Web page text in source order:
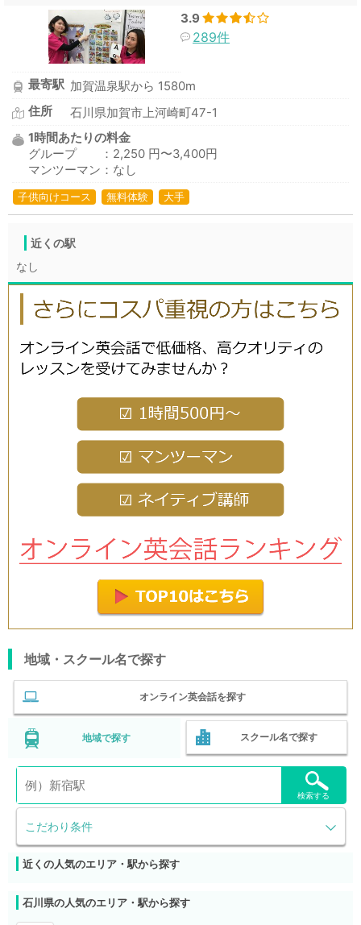
3.9
289件
最寄駅 加賀温泉駅から 1580m
住所
石川県加賀市上河崎町47-1
1時間あたりの料金
グループ ：2,250 円〜3,400円
マンツーマン：なし
子供向けコース 無料体験 大手
近くの駅
なし
地域・スクール名で探す
オンライン英会話を探す
地域で探す スクール名で探す
こだわり条件
検索する
近くの人気のエリア・駅から探す
石川県の人気のエリア・駅から探す